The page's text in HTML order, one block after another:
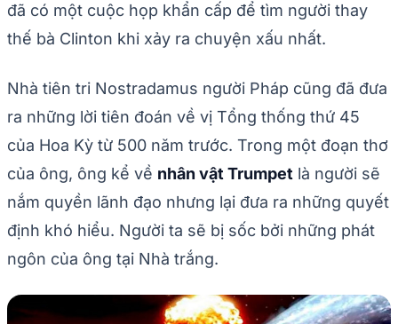
đã có một cuộc họp khẩn cấp để tìm người thay
thế bà Clinton khi xảy ra chuyện xấu nhất.
Nhà tiên tri Nostradamus người Pháp cũng đã đưa
ra những lời tiên đoán về vị Tổng thống thứ 45
của Hoa Kỳ từ 500 năm trước. Trong một đoạn thơ
của ông, ông kể về nhân vật Trumpet là người sẽ
nắm quyền lãnh đạo nhưng lại đưa ra những quyết
định khó hiểu. Người ta sẽ bị sốc bởi những phát
ngôn của ông tại Nhà trắng.